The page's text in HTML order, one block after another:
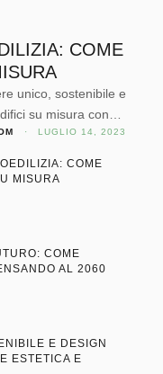
COME
unico, sostenibile e
su misura con
· LUGLIO 14, 2023
COME
MISURA
COME
AL 2060
E DESIGN
ESTETICA E